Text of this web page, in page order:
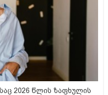
2026 წლის ზაფხულის